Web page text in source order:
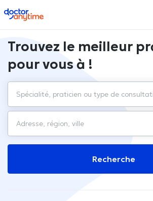
doctoranytime
Trouvez le meilleur
pour vous à !
Recherche